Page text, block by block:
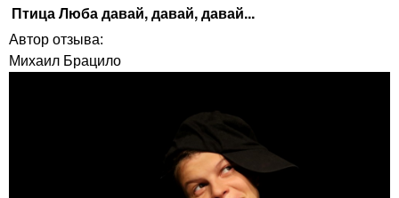
Птица Люба давай, давай, давай...
Автор отзыва:
Михаил Брацило